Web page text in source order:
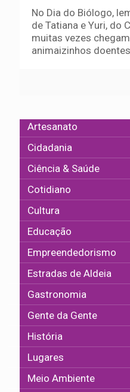
No Dia do Biólogo,
de Tatiana e Yuri, do
muitas vezes
animaizinhos
Artesanato
Cidadania
Ciência & Saúde
Cotidiano
Cultura
Educação
Empreendedorismo
Estradas de Aldeia
Gastronomia
Gente da Gente
História
Lugares
Meio Ambiente